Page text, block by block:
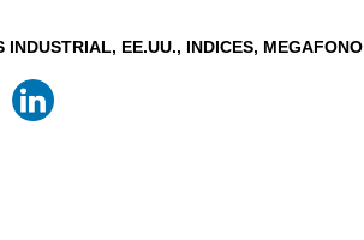
INDUSTRIAL EE.UU. INDICES MEGAFONO